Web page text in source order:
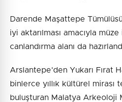
Darende Maşattepe
iyi aktarılması amacıyla
canlandırma alanı da
Arslantepe’den Yukarı Fırat
binlerce yıllık kültürel mirası
buluşturan Malatya Arkeoloji